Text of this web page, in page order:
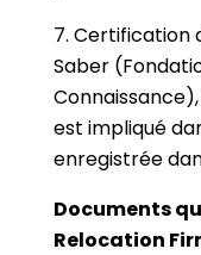
7. Certification
Saber
est impliqué
enregistrée
Documents
Relocation